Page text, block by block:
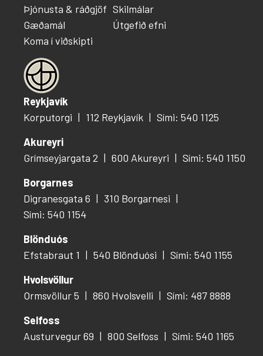
Reykjavík
Korputorgi
112 Reykjavík
Sími: 540 1125
Akureyri
Grímseyjargata 2
600 Akureyri
Sími: 540 1150
Borgarnes
Digranesgata 6
310 Borgarnesi
Sími: 540 1154
Blönduós
Efstabraut 1
540 Blönduósi
Sími: 540 1155
Hvolsvöllur
Ormsvöllur 5
860 Hvolsvelli
Sími: 487 8888
Selfoss
Austurvegur 69
800 Selfoss
Sími: 540 1165
Þjónusta & ráðgjöf
Gæðamál
Koma í viðskipti
Skilmálar
Útgefið efni